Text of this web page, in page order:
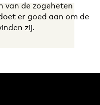
van de zogeheten
er goed aan om de
zij.